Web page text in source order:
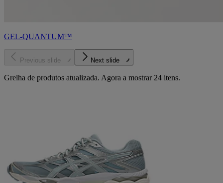
GEL-QUANTUM™
Previous slide Next slide
Grelha de produtos atualizada. Agora a mostrar 24 itens.